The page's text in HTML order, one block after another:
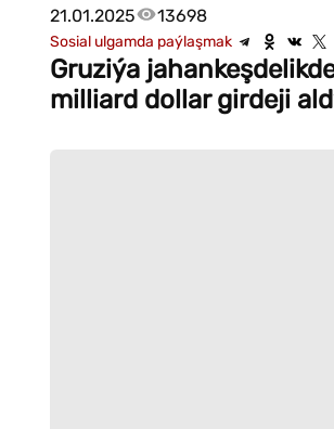
21.01.2025 13698
Sosial ulgamda paýlaşmak
Gruziýa
milliard dollar girdeji